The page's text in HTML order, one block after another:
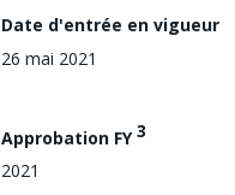
Date d'entrée en vigueur
26 mai 2021
Approbation FY3
2021